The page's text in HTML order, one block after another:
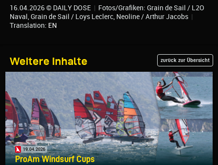
16.04.2026 © DAILY DOSE | Fotos/Grafiken: Grain de Sail / L2O
Naval, Grain de Sail / Loys Leclerc, Neoline / Arthur Jacobs |
Translation: EN
Weitere Inhalte zurück zur Übersicht
19.04.2026
ProAm Windsurf Cups